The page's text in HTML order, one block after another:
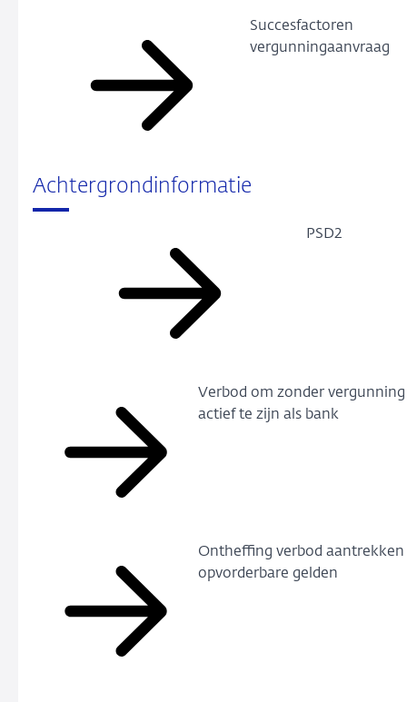
Succesfactoren
vergunningaanvraag
Achtergrondinformatie
PSD2
Verbod om zonder vergunning
actief te zijn als bank
Ontheffing verbod aantrekken
opvorderbare gelden